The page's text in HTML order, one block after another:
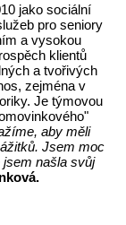
jako sociální
pro seniory
a vysokou
klientů
a tvořivých
zejména v
Je týmovou
aby měli
Jsem moc
jsem našla svůj